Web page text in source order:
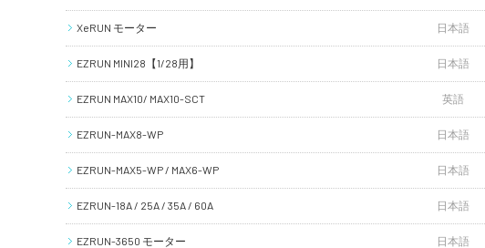
XeRUN モーター 日本語
EZRUN MINI28【1/28用】 日本語
EZRUN MAX10/ MAX10-SCT 英語
EZRUN-MAX8-WP 日本語
EZRUN-MAX5-WP / MAX6-WP 日本語
EZRUN-18A / 25A / 35A / 60A 日本語
EZRUN-3650 モーター 日本語